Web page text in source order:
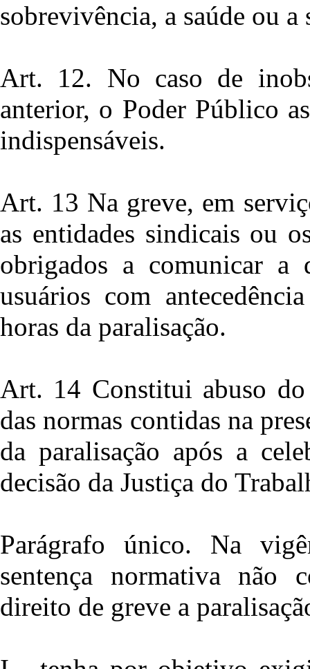
sobrevivência, a saúde ou a
Art. 12. No caso de
anterior, o Poder Público
indispensáveis.
Art. 13 Na greve, em
as entidades sindicais ou
obrigados a comunicar a
usuários com
horas da paralisação.
Art. 14 Constitui abuso
das normas contidas na
da paralisação após a
decisão da Justiça do
Parágrafo único. Na
sentença normativa não
direito de greve a